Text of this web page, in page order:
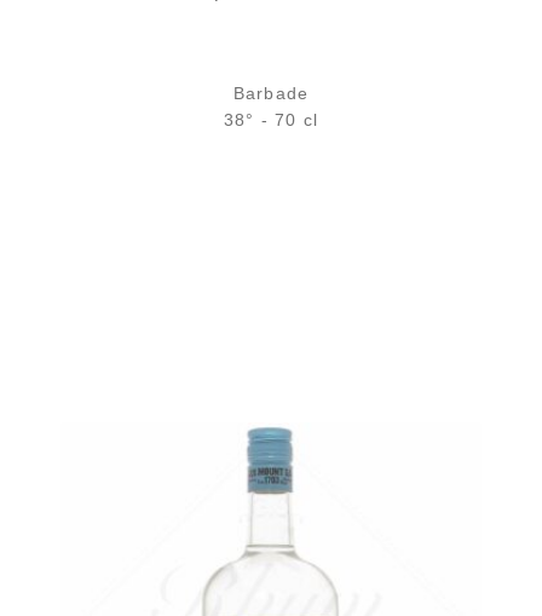
Barbade
38° - 70 cl